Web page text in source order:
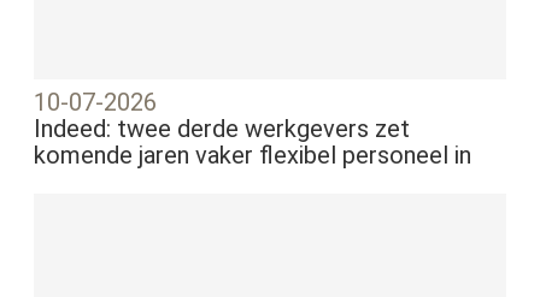
10-07-2026
Indeed: twee derde werkgevers zet
komende jaren vaker flexibel personeel in